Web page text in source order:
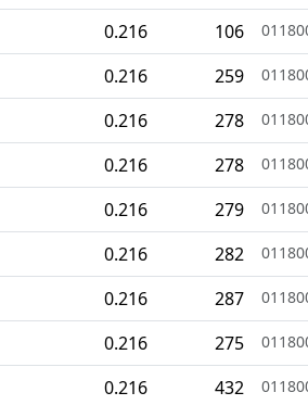
0.216 106
0.216 259
0.216 278
0.216 278
0.216 279
0.216 282
0.216 287
0.216 275
0.216 432